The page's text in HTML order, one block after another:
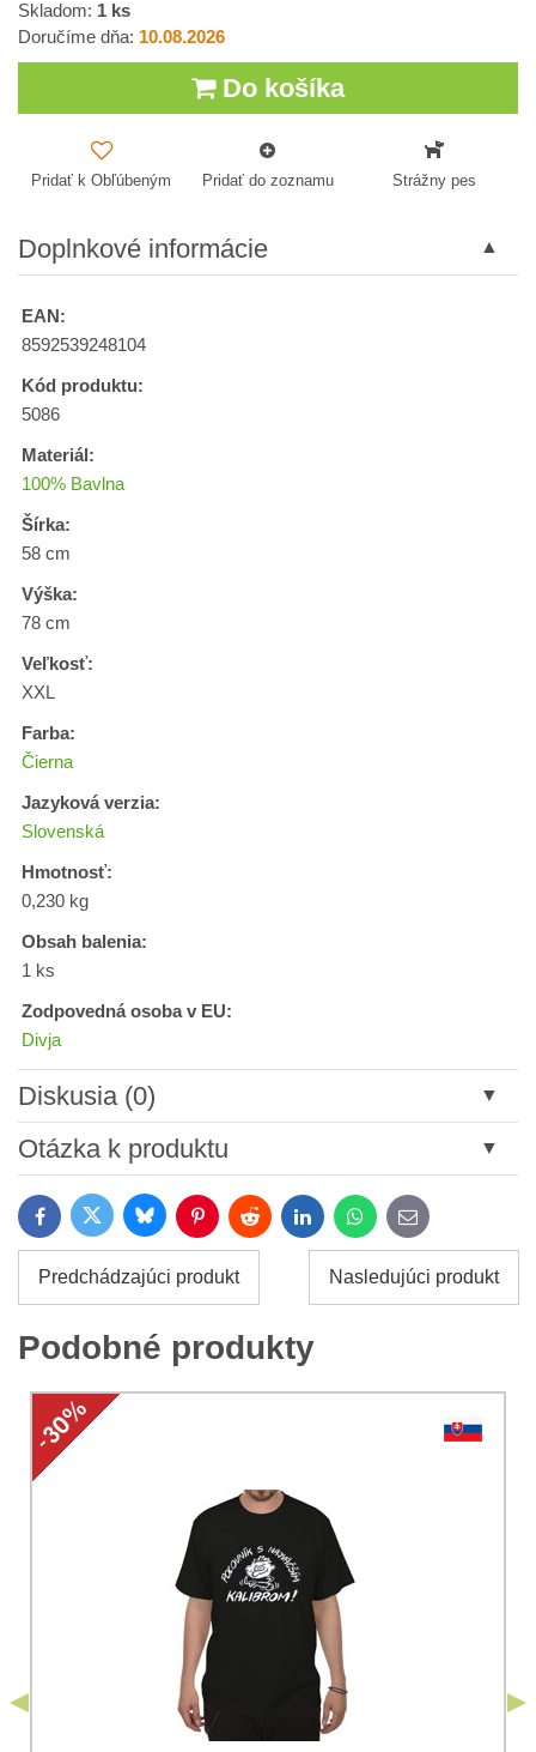
Skladom: 1 ks
Doručíme dňa: 10.08.2026
Do košíka
Pridať k Obľúbeným Pridať do zoznamu Strážny pes
Doplnkové informácie
EAN:
8592539248104
Kód produktu:
5086
Materiál:
100% Bavlna
Šírka:
58 cm
Výška:
78 cm
Veľkosť:
XXL
Farba:
Čierna
Jazyková verzia:
Slovenská
Hmotnosť:
0,230 kg
Obsah balenia:
1 ks
Zodpovedná osoba v EU:
Divja
Diskusia (0)
Nový komentár
Názov:
Meno:*
Súhlasím so spracovaním osobných údajov za účelom
odoslania formulára. Oboznámil som sa s
Ochrany osobných údajov
spoločnosti Bomba
Otázka k produktu
*
Váš e-mail:*
Vaša otázka k produktu:
FacebookTwitter BlueskyPinterestReddit LinkedInWhatsApp
E-
mail
Predchádzajúci produkt Nasledujúci produkt
Podobné produkty